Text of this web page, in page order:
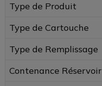
Type de Produit
Type de Cartouche
Type de Remplissage
Contenance Réservoir